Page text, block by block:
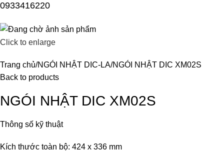
0933416220
Click to enlarge
Trang chủ NGÓI NHẬT DIC-LA NGÓI NHẬT DIC XM02S
Back to products
NGÓI NHẬT DIC XM02S
Thông số kỹ thuật
Kích thước toàn bộ: 424 x 336 mm